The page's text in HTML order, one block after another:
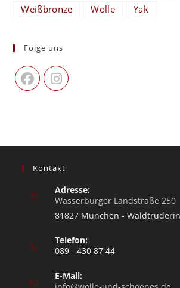
Weißbronze
Wolle Yak
Folge uns
Kontakt
Adresse:
Wasserburger Landstraße 250
81827 München -
Telefon:
089 - 430 87 44
E-Mail: